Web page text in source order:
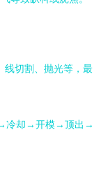
线切割、抛光等，最
冷却→开模→顶出→